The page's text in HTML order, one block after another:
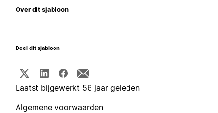
Over dit sjabloon
Deel dit sjabloon
Laatst bijgewerkt 56 jaar geleden
Algemene voorwaarden